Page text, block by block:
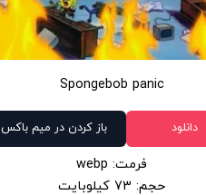
Spongebob panic
دانلود باز کردن در میم باکس
فرمت: webp
حجم: 73 کیلوبایت